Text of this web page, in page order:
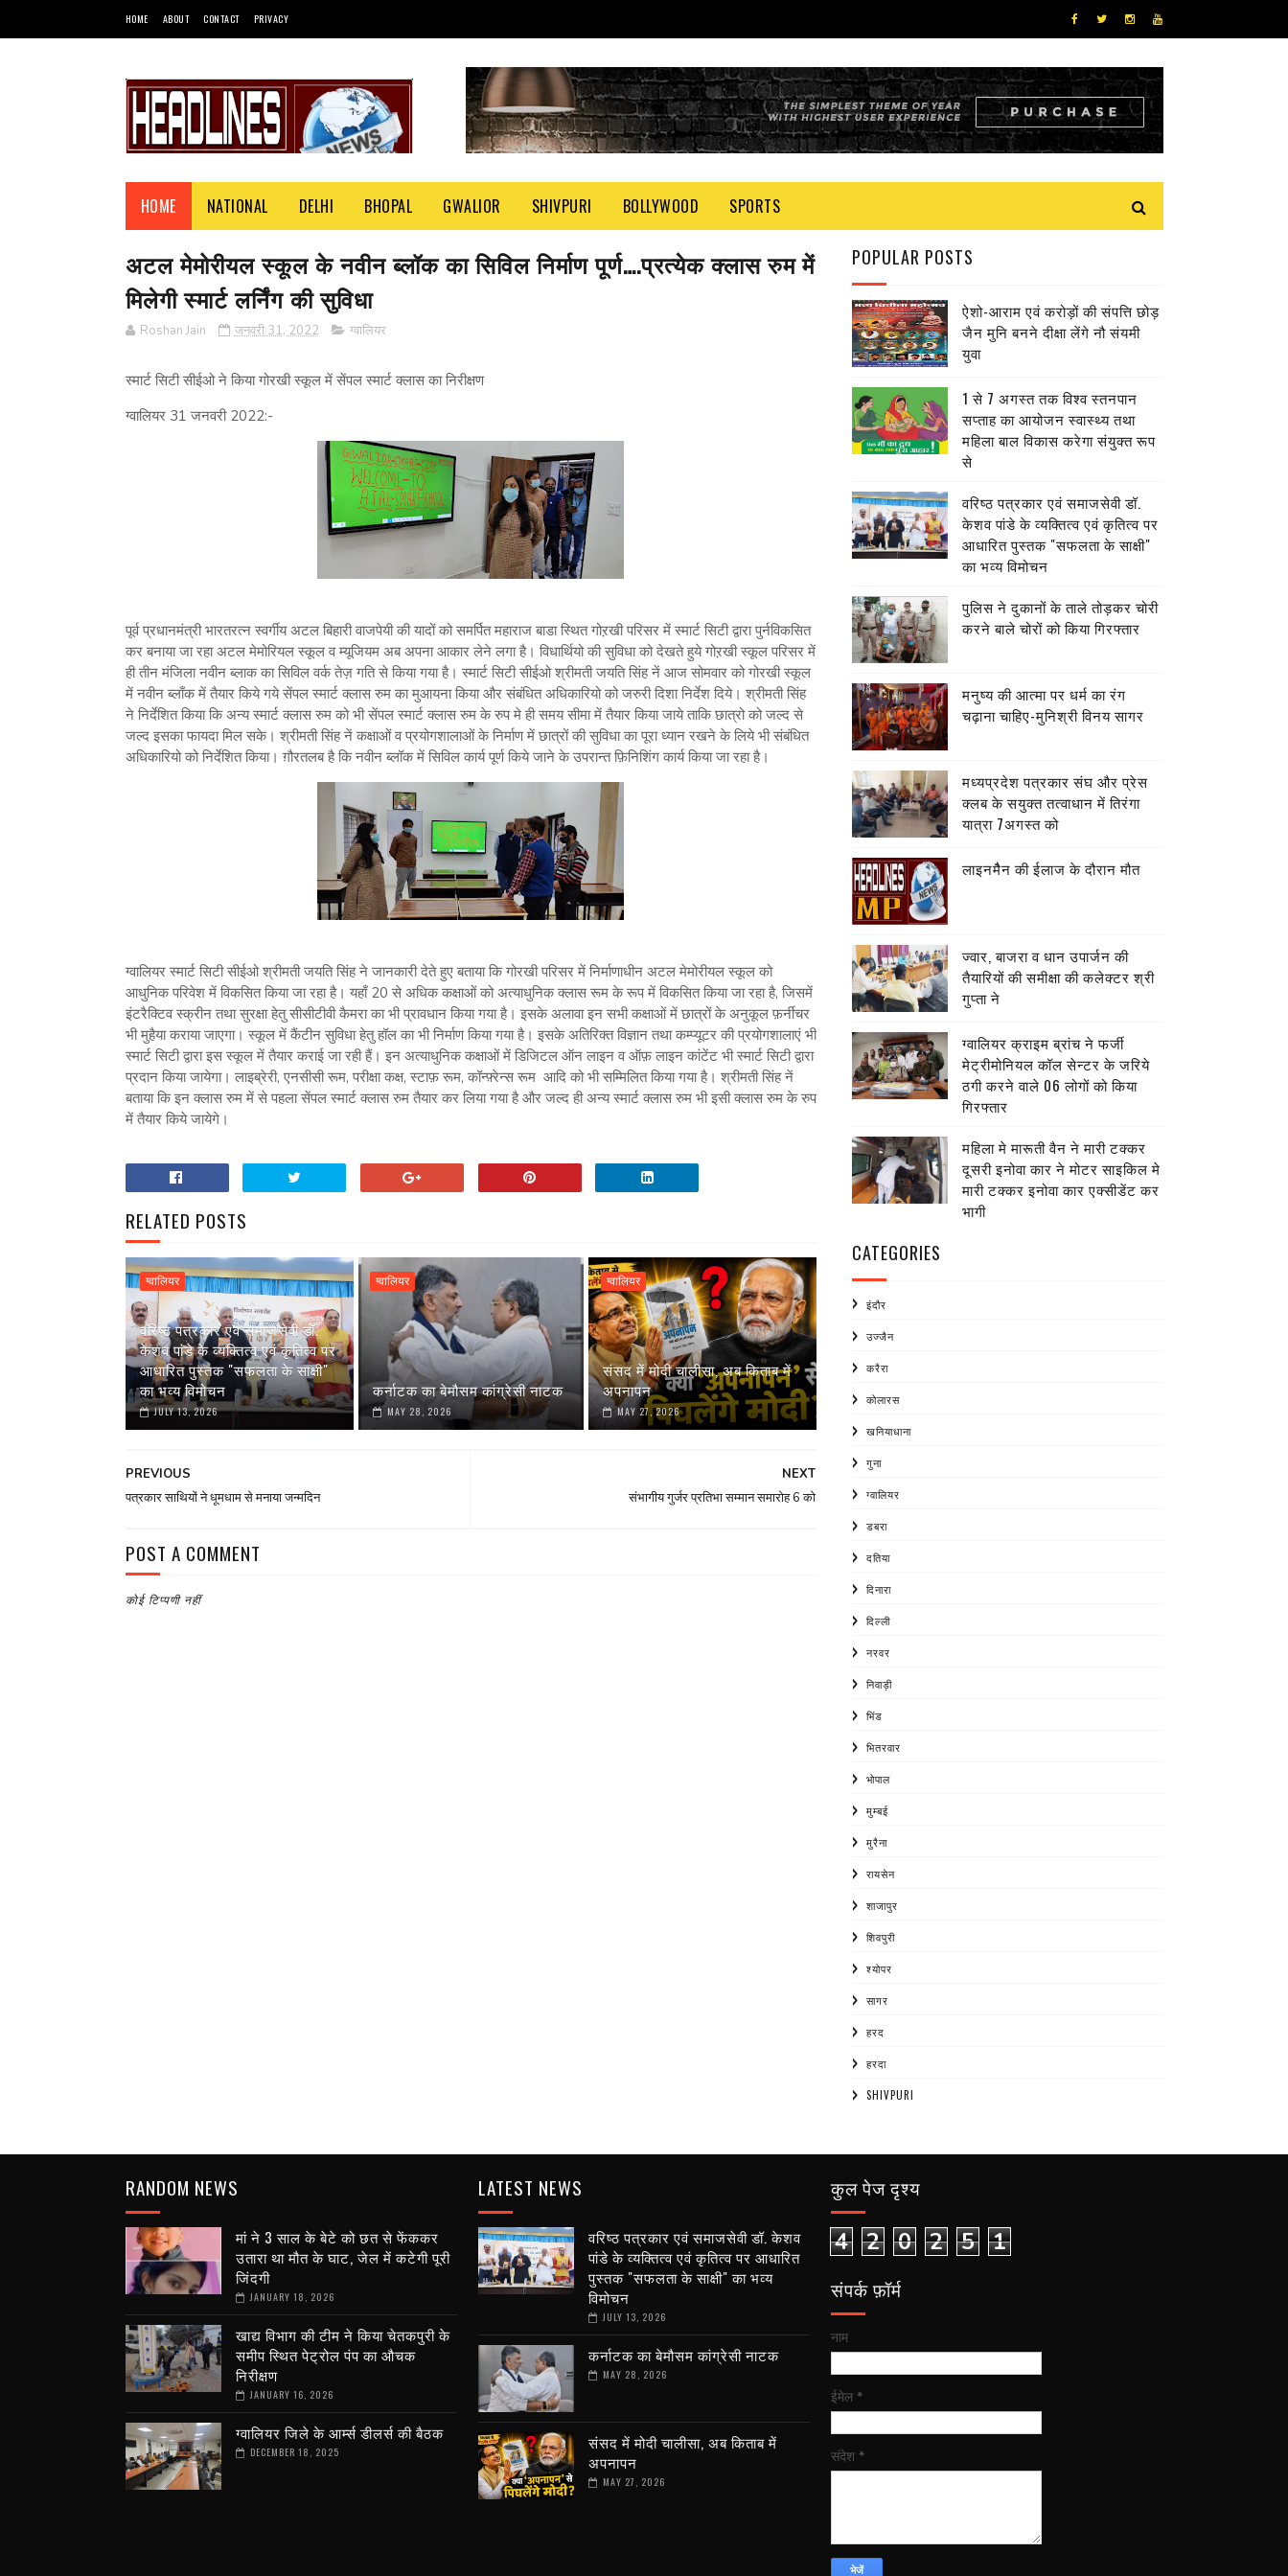
HOME ABOUT CONTACT PRIVACY
HOME NATIONAL DELHI BHOPAL GWALIOR SHIVPURI BOLLYWOOD SPORTS
अटल मेमोरीयल स्कूल के नवीन ब्लॉक का सिविल निर्माण पूर्ण….प्रत्येक क्लास रुम में
मिलेगी स्मार्ट लर्निंग की सुविधा
Roshan Jain जनवरी 31, 2022 ग्वालियर
स्मार्ट सिटी सीईओ ने किया गोरखी स्कूल में सेंपल स्मार्ट क्लास का निरीक्षण
ग्वालियर 31 जनवरी 2022:-
पूर्व प्रधानमंत्री भारतरत्न स्वर्गीय अटल बिहारी वाजपेयी की यादों को समर्पित महाराज बाडा स्थित गोऱखी परिसर में स्मार्ट सिटी द्वारा पुर्नविकसित
कर बनाया जा रहा अटल मेमोरियल स्कूल व म्यूजियम अब अपना आकार लेने लगा है। विधार्थियो की सुविधा को देखते हुये गोऱखी स्कूल परिसर में
ही तीन मंजिला नवीन ब्लाक का सिविल वर्क तेज़ गति से किया गया है। स्मार्ट सिटी सीईओ श्रीमती जयति सिंह नें आज सोमवार को गोरखी स्कूल
में नवीन ब्लाँक में तैयार किये गये सेंपल स्मार्ट क्लास रुम का मुआयना किया और संबंधित अधिकारियो को जरुरी दिशा निर्देश दिये। श्रीमती सिंह
ने निर्देशित किया कि अन्य स्मार्ट क्लास रुम को भी सेंपल स्मार्ट क्लास रुम के रुप मे ही समय सीमा में तैयार किया जाये ताकि छात्रो को जल्द से
जल्द इसका फायदा मिल सके। श्रीमती सिंह नें कक्षाओं व प्रयोगशालाओं के निर्माण में छात्रों की सुविधा का पूरा ध्यान रखने के लिये भी संबंधित
अधिकारियो को निर्देशित किया। ग़ौरतलब है कि नवीन ब्लॉक में सिविल कार्य पूर्ण किये जाने के उपरान्त फ़िनिशिंग कार्य किया जा रहा है।
ग्वालियर स्मार्ट सिटी सीईओ श्रीमती जयति सिंह ने जानकारी देते हुए बताया कि गोरखी परिसर में निर्माणाधीन अटल मेमोरीयल स्कूल को
आधुनिक परिवेश में विकसित किया जा रहा है। यहाँ 20 से अधिक कक्षाओं को अत्याधुनिक क्लास रूम के रूप में विकसित किया जा रहा है, जिसमें
इंटरैक्टिव स्क्रीन तथा सुरक्षा हेतु सीसीटीवी कैमरा का भी प्रावधान किया गया है। इसके अलावा इन सभी कक्षाओं में छात्रों के अनुकूल फ़र्नीचर
भी मुहैया कराया जाएगा। स्कूल में कैंटीन सुविधा हेतु हॉल का भी निर्माण किया गया है। इसके अतिरिक्त विज्ञान तथा कम्प्यूटर की प्रयोगशालाएं भी
स्मार्ट सिटी द्वारा इस स्कूल में तैयार कराई जा रही हैं। इन अत्याधुनिक कक्षाओं में डिजिटल ऑन लाइन व ऑफ़ लाइन कांटेंट भी स्मार्ट सिटी द्वारा
प्रदान किया जायेगा। लाइब्रेरी, एनसीसी रूम, परीक्षा कक्ष, स्टाफ़ रूम, कॉन्फ़्रेन्स रूम आदि को भी सम्मिलित किया गया है। श्रीमती सिंह नें
बताया कि इन क्लास रुम में से पहला सेंपल स्मार्ट क्लास रुम तैयार कर लिया गया है और जल्द ही अन्य स्मार्ट क्लास रुम भी इसी क्लास रुम के रुप
में तैयार किये जायेगे।
RELATED POSTS
ग्वालियर
वरिष्ठ पत्रकार एवं समाजसेवी डॉ.
केशव पांडे के व्यक्तित्व एवं कृतित्व पर
आधारित पुस्तक "सफलता के साक्षी"
का भव्य विमोचन
JULY 13, 2026
ग्वालियर
कर्नाटक का बेमौसम कांग्रेसी नाटक
MAY 28, 2026
ग्वालियर
संसद में मोदी चालीसा, अब किताब में
अपनापन
MAY 27, 2026
NEXT
संभागीय गुर्जर प्रतिभा सम्मान समारोह 6 को
PREVIOUS
पत्रकार साथियों ने धूमधाम से मनाया जन्मदिन
POST A COMMENT
कोई टिप्पणी नहीं
POPULAR POSTS
ऐशो-आराम एवं करोड़ों की संपत्ति छोड़
जैन मुनि बनने दीक्षा लेंगे नौ संयमी
युवा
1 से 7 अगस्त तक विश्व स्तनपान
सप्ताह का आयोजन स्वास्थ्य तथा
महिला बाल विकास करेगा संयुक्त रूप
से
वरिष्ठ पत्रकार एवं समाजसेवी डॉ.
केशव पांडे के व्यक्तित्व एवं कृतित्व पर
आधारित पुस्तक "सफलता के साक्षी"
का भव्य विमोचन
पुलिस ने दुकानों के ताले तोड़कर चोरी
करने बाले चोरों को किया गिरफ्तार
मनुष्य की आत्मा पर धर्म का रंग
चढ़ाना चाहिए-मुनिश्री विनय सागर
मध्यप्रदेश पत्रकार संघ और प्रेस
क्लब के सयुक्त तत्वाधान में तिरंगा
यात्रा 7अगस्त को
लाइनमैैन की ईलाज के दौरान मौत
ज्वार, बाजरा व धान उपार्जन की
तैयारियों की समीक्षा की कलेक्टर श्री
गुप्ता ने
ग्वालियर क्राइम ब्रांच ने फर्जी
मेट्रीमोनियल कॉल सेन्टर के जरिये
ठगी करने वाले 06 लोगों को किया
गिरफ्तार
महिला मे मारूती वैन ने मारी टक्कर
दूसरी इनोवा कार ने मोटर साइकिल मे
मारी टक्कर इनोवा कार एक्सीडेंट कर
भागी
CATEGORIES
इंदौर
उज्जैन
करैरा
कोलारस
खनियाधाना
गुना
ग्वालियर
डबरा
दतिया
दिनारा
दिल्ली
नरवर
निवाड़ी
भिंड
भितरवार
भोपाल
मुम्बई
मुरैना
रायसेन
शाजापुर
शिवपुरी
श्योपर
सागर
हरद
हरदा
SHIVPURI
RANDOM NEWS
मां ने 3 साल के बेटे को छत से फेंककर
उतारा था मौत के घाट, जेल में कटेगी पूरी
जिंदगी
JANUARY 18, 2026
खाद्य विभाग की टीम ने किया चेतकपुरी के
समीप स्थित पेट्रोल पंप का औचक
निरीक्षण
JANUARY 16, 2026
ग्वालियर जिले के आर्म्स डीलर्स की बैठक
DECEMBER 18, 2025
LATEST NEWS
वरिष्ठ पत्रकार एवं समाजसेवी डॉ. केशव
पांडे के व्यक्तित्व एवं कृतित्व पर आधारित
पुस्तक "सफलता के साक्षी" का भव्य
विमोचन
JULY 13, 2026
कर्नाटक का बेमौसम कांग्रेसी नाटक
MAY 28, 2026
संसद में मोदी चालीसा, अब किताब में
अपनापन
MAY 27, 2026
कुल पेज दृश्य
4 2 0 2 5 1
संपर्क फ़ॉर्म
नाम
ईमेल *
संदेश *